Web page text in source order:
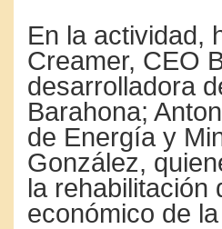
En la actividad,
Creamer, CEO
desarrolladora
Barahona;
de Energía y
González,
la rehabilitación
económico de